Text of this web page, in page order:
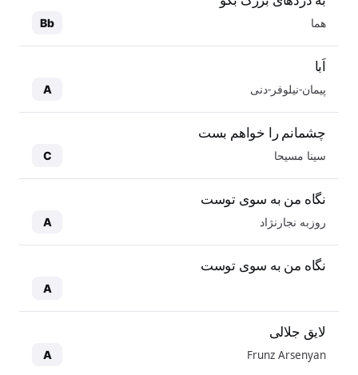
هما Bb
اَبا
پیمان-نیلوفر-دنی A
چشمانم را خواهم بست
سینا مسیحا C
نگاه من به سوی توست
روزبه نجارنژاد A
نگاه من به سوی توست
A
لایق جلالی
Frunz Arsenyan
A